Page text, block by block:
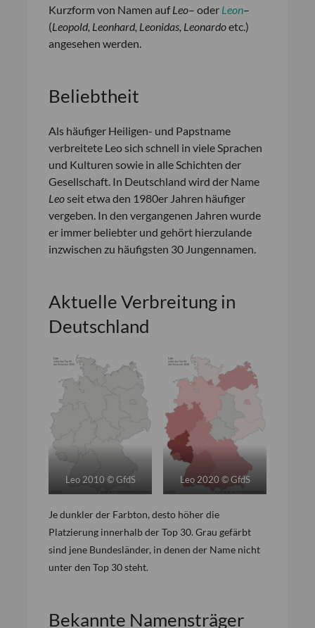
Kurzform von Namen aufLeo– oder Leon–
(Leopold, Leonhard, Leonidas, Leonardoetc.)
angesehen werden.
Beliebtheit
Als häufiger Heiligen- und Papstname
verbreitete Leo sich schnell in viele Sprachen
und Kulturen sowie in alle Schichten der
Gesellschaft. In Deutschland wird der Name
Leoseit etwa den 1980er Jahren häufiger
vergeben. In den vergangenen Jahren wurde
er immer beliebter und gehört hierzulande
inzwischen zu häufigsten 30 Jungennamen.
Aktuelle Verbreitung in
Deutschland
Leo 2010 © GfdS Leo 2020 © GfdS
Je dunkler der Farbton, desto höher die
Platzierung innerhalb der Top 30. Grau gefärbt
sind jene Bundesländer, in denen der Name nicht
unter den Top 30 steht.
Bekannte Namensträger